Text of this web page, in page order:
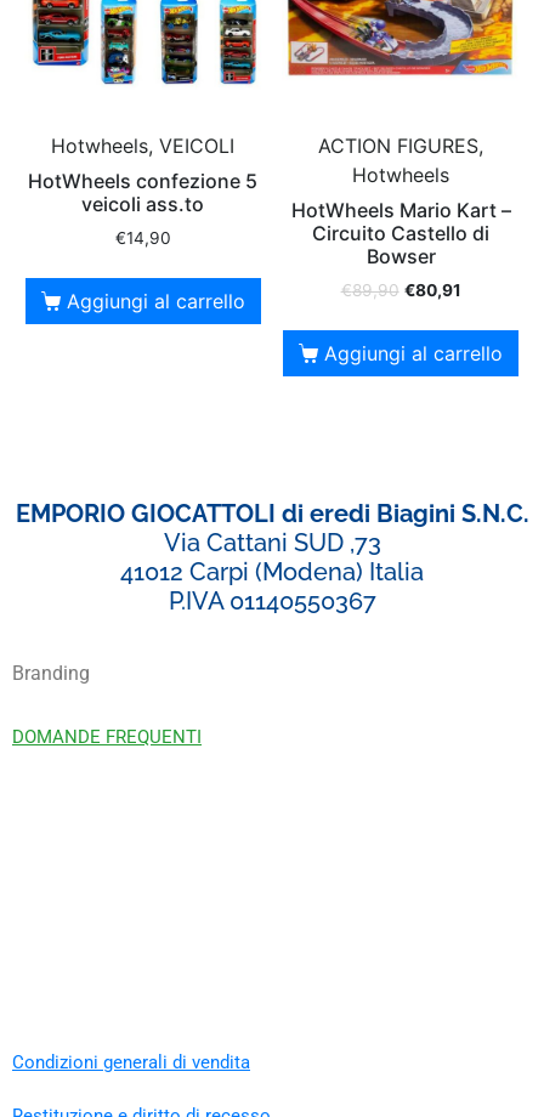
Hotwheels, VEICOLI
HotWheels confezione 5
veicoli ass.to
€14,90
Aggiungi al carrello
ACTION FIGURES,
Hotwheels
HotWheels Mario Kart –
Circuito Castello di
Bowser
€89,90 €80,91
Aggiungi al carrello
EMPORIO GIOCATTOLI di eredi Biagini S.N.C.
Via Cattani SUD ,73
41012 Carpi (Modena) Italia
P.IVA 01140550367
Branding
DOMANDE FREQUENTI
Condizioni generali di vendita